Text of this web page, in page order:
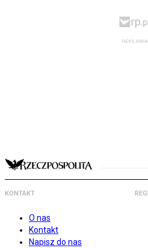
KONTAKT
O nas
Kontakt
Napisz do nas